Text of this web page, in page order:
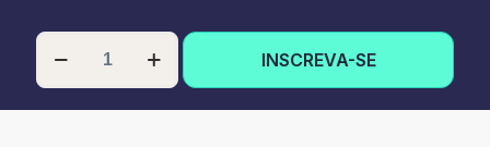
PÓS-
GRADUAÇÃO
EM
INSCREVA-SE